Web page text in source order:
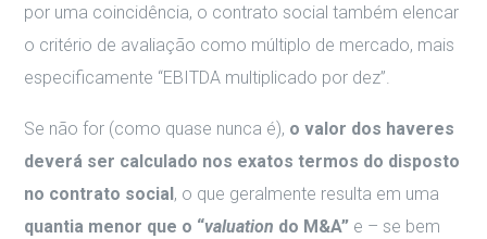
por uma coincidência, o contrato social também elencar
o critério de avaliação como múltiplo de mercado, mais
especificamente “EBITDA multiplicado por dez”.
Se não for (como quase nunca é), o valor dos haveres
deverá ser calculado nos exatos termos do disposto
no contrato social, o que geralmente resulta em uma
quantia menor que o “valuation do M&A” e – se bem